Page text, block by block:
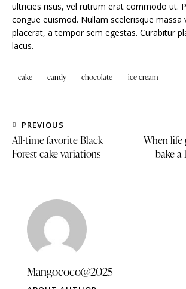
ultricies risus, vel rutrum erat commodo ut.
congue euismod. Nullam scelerisque massa
placerat, a tempor sem egestas. Curabitur
lacus.
cake candy chocolate ice cream
Post
navigation
PREVIOUS
All-time favorite Black
Forest cake variations
When life
bake a
Mangococo@2025